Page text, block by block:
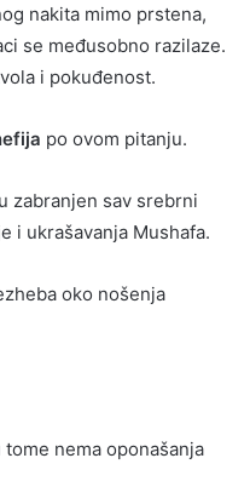
nakita mimo prstena,
se međusobno razilaze.
i pokuđenost.
po ovom pitanju.
zabranjen sav srebrni
i ukrašavanja Mushafa.
oko nošenja
nema oponašanja